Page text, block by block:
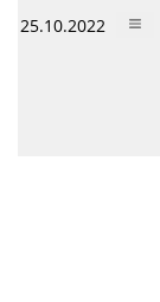
25.10.2022